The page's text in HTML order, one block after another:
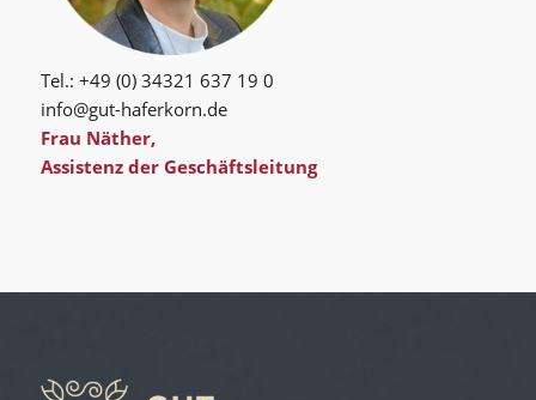
Tel.: +49 (0) 34321 637 19 0
info@gut-haferkorn.de
Frau Näther,
Assistenz der Geschäftsleitung